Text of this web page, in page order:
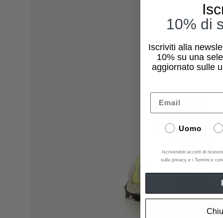
10% di
Iscriviti alla
10% su una
aggiornato sulle
Email
Uomo
Iscrivendoti accetti di
sulla privacy e i Termini e